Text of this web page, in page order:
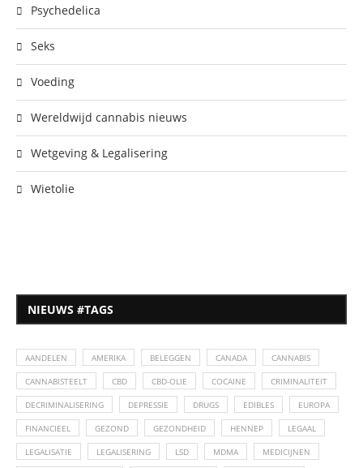
Psychedelica
Seks
Voeding
Wereldwijd cannabis nieuws
Wetgeving & Legalisering
Wietolie
NIEUWS #TAGS
AANDELEN AMERIKA BELEGGEN CANADA CANNABIS
CANNABISTEELT CBD CBD-OLIE COCAINE CRIMINALITEIT
DECRIMINALISERING DEPRESSIE DRUGS EDIBLES EUROPA
FINANCIEEL GEZOND GEZONDHEID HENNEP LEGAAL
LEGALISATIE LEGALISERING LSD MDMA MEDICIJNEN